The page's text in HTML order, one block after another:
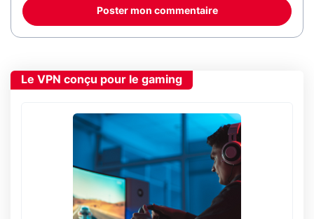
Poster mon commentaire
Le VPN conçu pour le gaming